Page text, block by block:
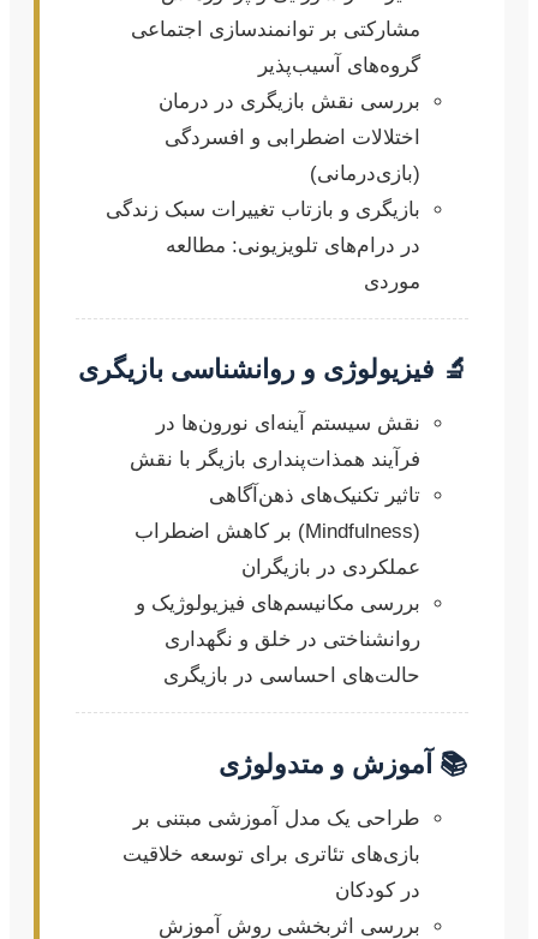
مشارکتی بر توانمندسازی اجتماعی
گروه‌های آسیب‌پذیر
بررسی نقش بازیگری در درمان
اختلالات اضطرابی و افسردگی
(بازی‌درمانی)
بازیگری و بازتاب تغییرات سبک زندگی
در درام‌های تلویزیونی: مطالعه
موردی
🔬 فیزیولوژی و روانشناسی بازیگری
نقش سیستم آینه‌ای نورون‌ها در
فرآیند همذات‌پنداری بازیگر با نقش
تاثیر تکنیک‌های ذهن‌آگاهی
(Mindfulness) بر کاهش اضطراب
عملکردی در بازیگران
بررسی مکانیسم‌های فیزیولوژیک و
روانشناختی در خلق و نگهداری
حالت‌های احساسی در بازیگری
📚 آموزش و متدولوژی
طراحی یک مدل آموزشی مبتنی بر
بازی‌های تئاتری برای توسعه خلاقیت
در کودکان
بررسی اثربخشی روش آموزش